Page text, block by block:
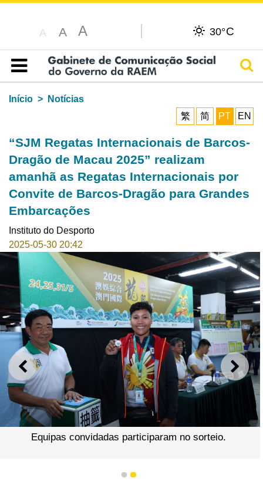
A A A 30°C
Índice
Início
Notícias
繁
简 PT EN
“SJM Regatas Internacionais de Barcos-
Dragão de Macau 2025” realizam
amanhã as Regatas Internacionais por
Convite de Barcos-Dragão para Grandes
Embarcações
Instituto do Desporto
2025-05-30 20:42
ANTERIOR
Equipas convidadas participaram no sorteio.
1 2